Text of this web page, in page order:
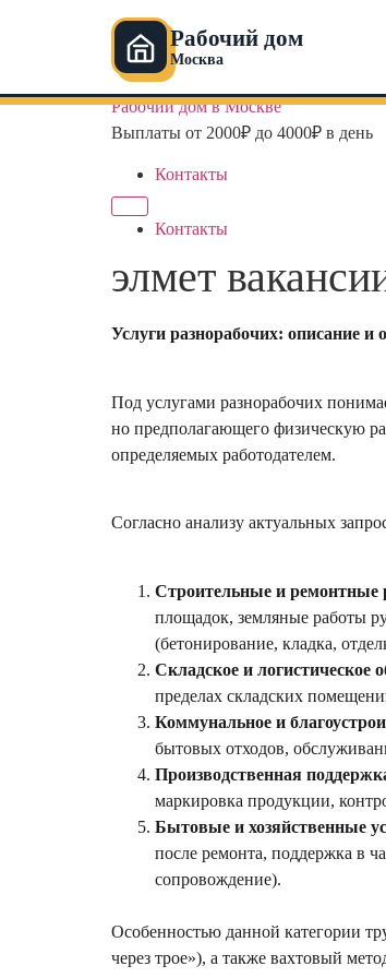
Рабочий дом
Москва
Перейти
Рабочий дом в Москве
Выплаты от 2000₽ до 4000₽ в день
Контакты
Контакты
элмет
Услуги разнорабочих: описание и
Под услугами разнорабочих
но предполагающего физическую
определяемых работодателем.
Согласно анализу актуальных
Строительные и ремонтные
площадок, земляные работы
(бетонирование, кладка,
Складское и логистическое
пределах складских
Коммунальное и
бытовых отходов,
Производственная
маркировка продукции,
Бытовые и хозяйственные
после ремонта, поддержка в
сопровождение).
Особенностью данной категории
через трое»), а также вахтовый